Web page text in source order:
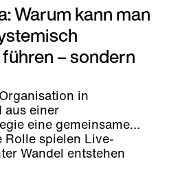
Warum kann man
– sondern
in
aus einer
eine gemeinsame
Rolle spielen Live-
Wandel entstehen